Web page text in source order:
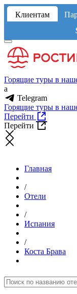
Клиентам
Горящие туры в
a
Telegram
Горящие туры в
Перейти
Перейти
Главная
/
Отели
/
Испания
/
Коста Брава